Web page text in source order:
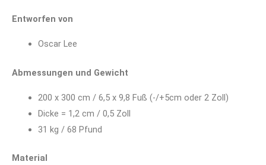
Entworfen von
Oscar Lee
Abmessungen und Gewicht
200 x 300 cm / 6,5 x 9,8 Fuß (-/+5cm oder 2 Zoll)
Dicke = 1,2 cm / 0,5 Zoll
31 kg / 68 Pfund
Material